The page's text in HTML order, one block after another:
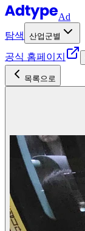
Ad
탐색
산업군별
공식 홈페이지
목록으로